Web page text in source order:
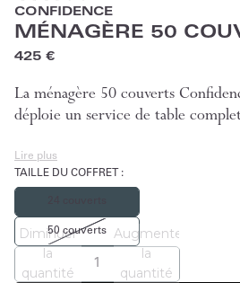
CONFIDENCE
MÉNAGÈRE 50
425 €
La ménagère 50 couverts
déploie un service de table
Lire plus
TAILLE DU COFFRET
:
50 couverts
Diminuer
la
quantité
Augmenter
la
quantité